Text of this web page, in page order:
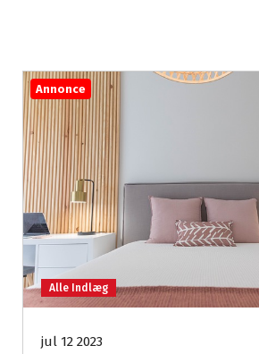
Annonce
Alle Indlæg
jul 12 2023